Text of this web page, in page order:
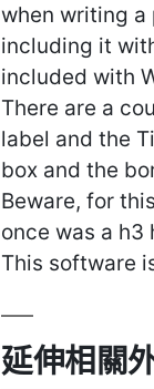
when writing a
including it
included with
There are a
label and the
box and the
Beware, for
once was a h3
This software
延伸相關